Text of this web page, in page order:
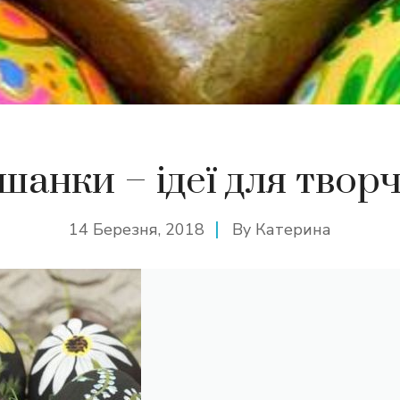
– ідеї для
14 Березня, 2018 By Катерина